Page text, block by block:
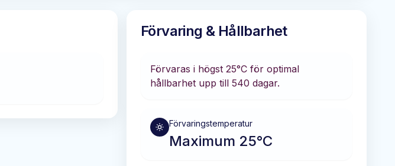
Förvaring & Hållbarhet
Förvaras i högst 25°C för optimal
hållbarhet upp till 540 dagar.
Förvaringstemperatur
Maximum 25°C